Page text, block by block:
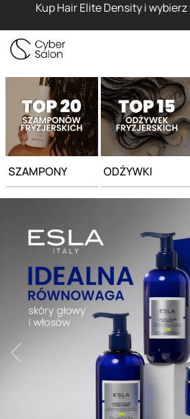
Kup Hair Elite Density i wybierz
SZAMPONY ODŻYWKI
Strona główna - Cyber Salon